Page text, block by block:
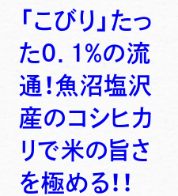
「こびり」たっ
た0．1％の流
通！魚沼塩沢
産のコシヒカ
リで米の旨さ
を極める！！